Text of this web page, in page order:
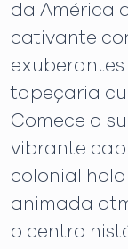
da América
cativante
tapeçaria
Comece a
vibrante
colonial
animada
o centro